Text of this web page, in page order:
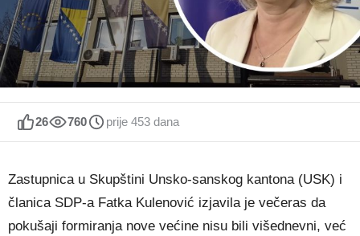
26 760 prije 453 dana
Zastupnica u Skupštini Unsko-sanskog kantona (USK) i
članica SDP-a Fatka Kulenović izjavila je večeras da
pokušaji formiranja nove većine nisu bili višednevni, već